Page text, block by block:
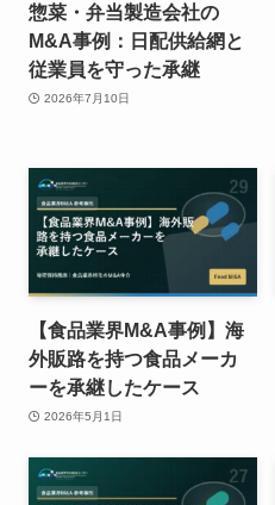
惣菜・弁当製造会社の
M&A事例：日配供給網と
従業員を守った承継
2026年7月10日
【食品業界M&A事例】海
外販路を持つ食品メーカ
ーを承継したケース
2026年5月1日